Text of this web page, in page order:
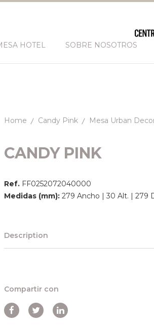
HOTEL SOBRE NOSOTROS
Home Candy Pink Mesa Urban
CANDY PINK
Ref. FF0252072040000
Medidas (mm): 279 Ancho | 30 Alt. | 279
Description
Compartir con